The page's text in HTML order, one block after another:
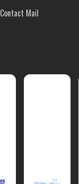
Contact Mail